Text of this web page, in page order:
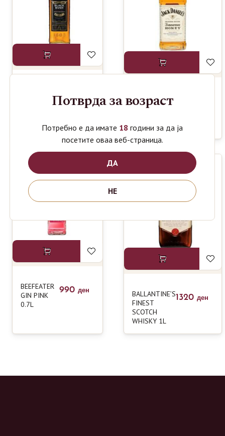
BUSH IRISH
1620
JACK DANIELS
TENESEE
WHISKEY 0.7L
BEEFEATER
GIN PINK
0.7L
990 ден
BALLANTINE’S
FINEST
SCOTCH
WHISKY 1L
1320 ден
Потврда за возраст
Потребно е да имате 18 години за да ја
посетите оваа веб-страница.
ДА
НЕ